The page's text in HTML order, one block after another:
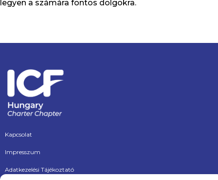
legyen a számára fontos dolgokra.
Kapcsolat
Impresszum
Adatkezelési Tájékoztató